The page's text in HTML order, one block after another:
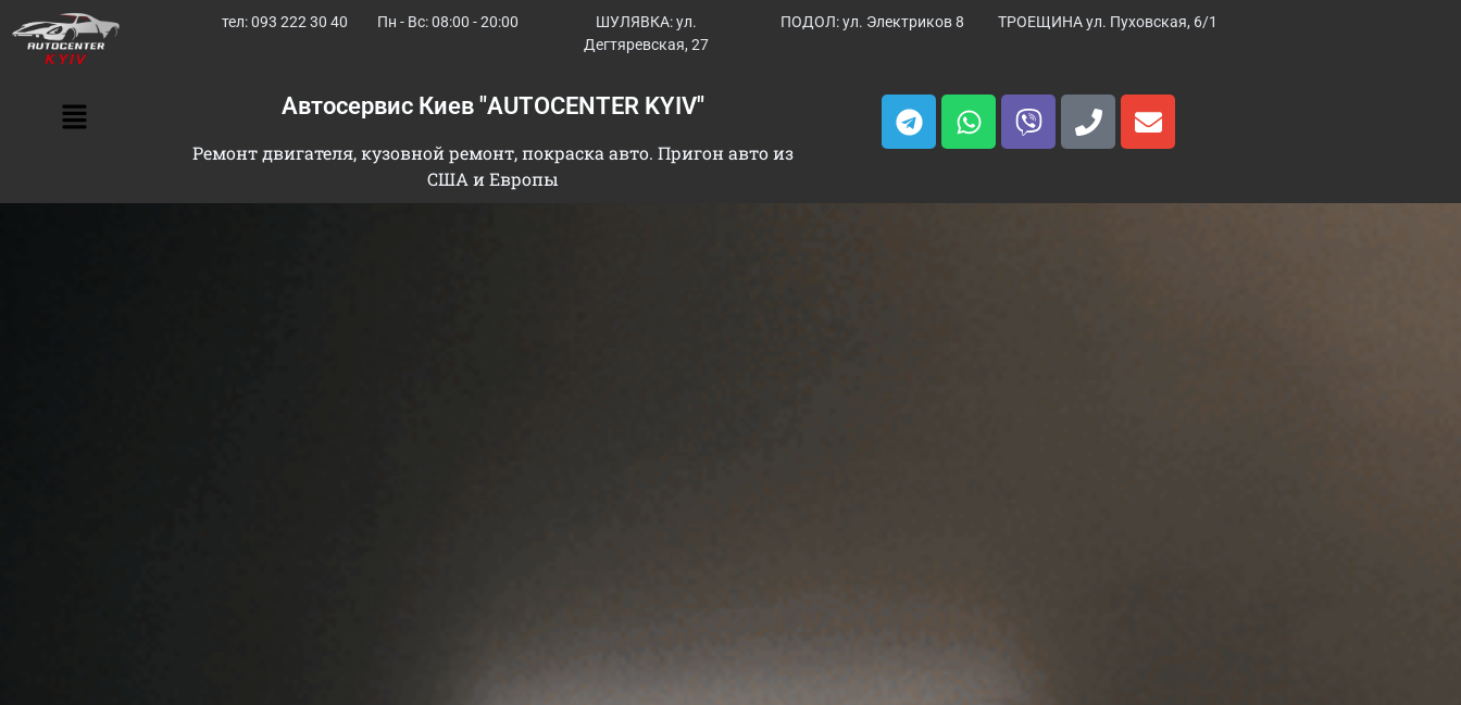
тел: 093 222 30 40 Пн - Вс: 08:00 - 20:00
ШУЛЯВКА: ул.
Дегтяревская, 27
ПОДОЛ: ул. Электриков 8 ТРОЕЩИНА ул. Пуховская, 6/1
Автосервис Киев "AUTOCENTER KYIV"
Ремонт двигателя, кузовной ремонт, покраска авто. Пригон авто из
США и Европы